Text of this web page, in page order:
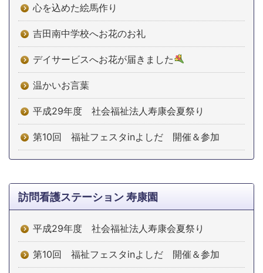
心を込めた絵馬作り
吉田南中学校へお花のお礼
デイサービスへお花が届きました
温かいお言葉
平成29年度 社会福祉法人寿康会夏祭り
第10回 福祉フェスタinよしだ 開催＆参加
訪問看護ステーション 寿康園
平成29年度 社会福祉法人寿康会夏祭り
第10回 福祉フェスタinよしだ 開催＆参加